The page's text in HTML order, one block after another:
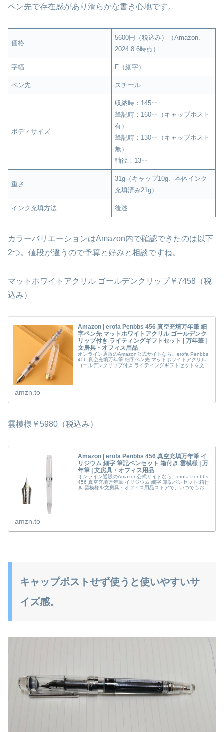
ペン先で存在感があり滑らかな書き心地です。
価格
5600円（税込み）（Amazon、
2024.8.6時点）
字幅 F（細字）
ペン先 スチール
ボディサイズ
収納時：145㎜
筆記時：160㎜（キャップポスト
有）
筆記時：130㎜（キャップポスト
無）
軸径：13㎜
重さ
31g（キャップ10g、本体インク
充填済み21g）
インク充填方法 後述
カラーバリエーションはAmazon内で確認できたのは以下
2つ。値段が違うので予算と好みと相談ですね。
マットホワイトアクリル ゴールデンクリップ￥7458（税
込み）
Amazon | erofa Penbbs 456 真空充填万年筆 細
字ペン先 マットホワイトアクリル ゴールデンク
リップ付き ライティングギフトセット | 万年筆 |
文房具・オフィス用品
オンライン通販のAmazon公式サイトなら、erofa Penbbs
456 真空充填万年筆 細字ペン先 マットホワイトアクリル
ゴールデンクリップ付き ライティングギフトセットを文房
amzn.to
雲模様￥5980（税込み）
Amazon | erofa Penbbs 456 真空充填万年筆 イ
リジウム 細字 筆記ペンセット 箱付き 雲模様 | 万
年筆 | 文房具・オフィス用品
オンライン通販のAmazon公式サイトなら、erofa Penbbs
456 真空充填万年筆 イリジウム 細字 筆記ペンセット 箱付
き 雲模様を文房具・オフィス用品ストアで、いつでもお安
amzn.to
キャップポストせず使うと使いやすいサ
イズ感。